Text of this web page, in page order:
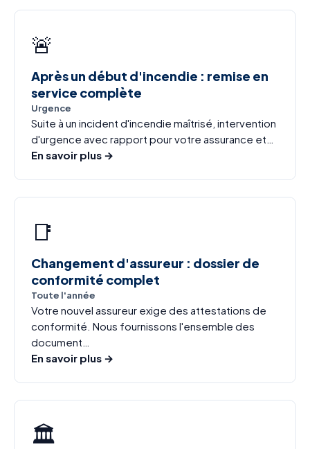
🚨
Après un début d'incendie : remise en
service complète
Urgence
Suite à un incident d'incendie maîtrisé, intervention
d'urgence avec rapport pour votre assurance et…
En savoir plus →
📑
Changement d'assureur : dossier de
conformité complet
Toute l'année
Votre nouvel assureur exige des attestations de
conformité. Nous fournissons l'ensemble des
document…
En savoir plus →
🏛️